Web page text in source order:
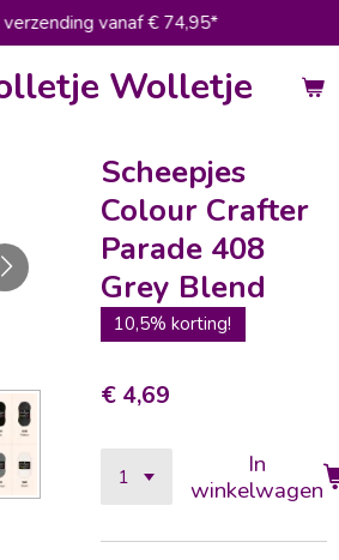
Wolletje
verzending vanaf € 74,95*
Scheepjes
Colour Crafter
Parade 408
Grey Blend
10,5% korting!
€ 4,69
In
winkelwagen